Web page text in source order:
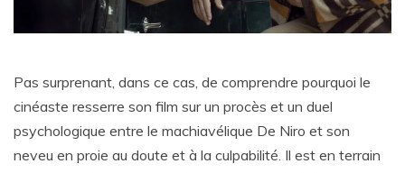
Pas surprenant, dans ce cas, de comprendre pourquoi le
cinéaste resserre son film sur un procès et un duel
psychologique entre le machiavélique De Niro et son
neveu en proie au doute et à la culpabilité. Il est en terrain